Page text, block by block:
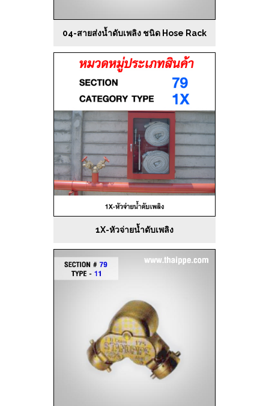
04-สายส่งน้ำดับเพลิง ชนิด Hose Rack
1X-หัวจ่ายน้ำดับเพลิง